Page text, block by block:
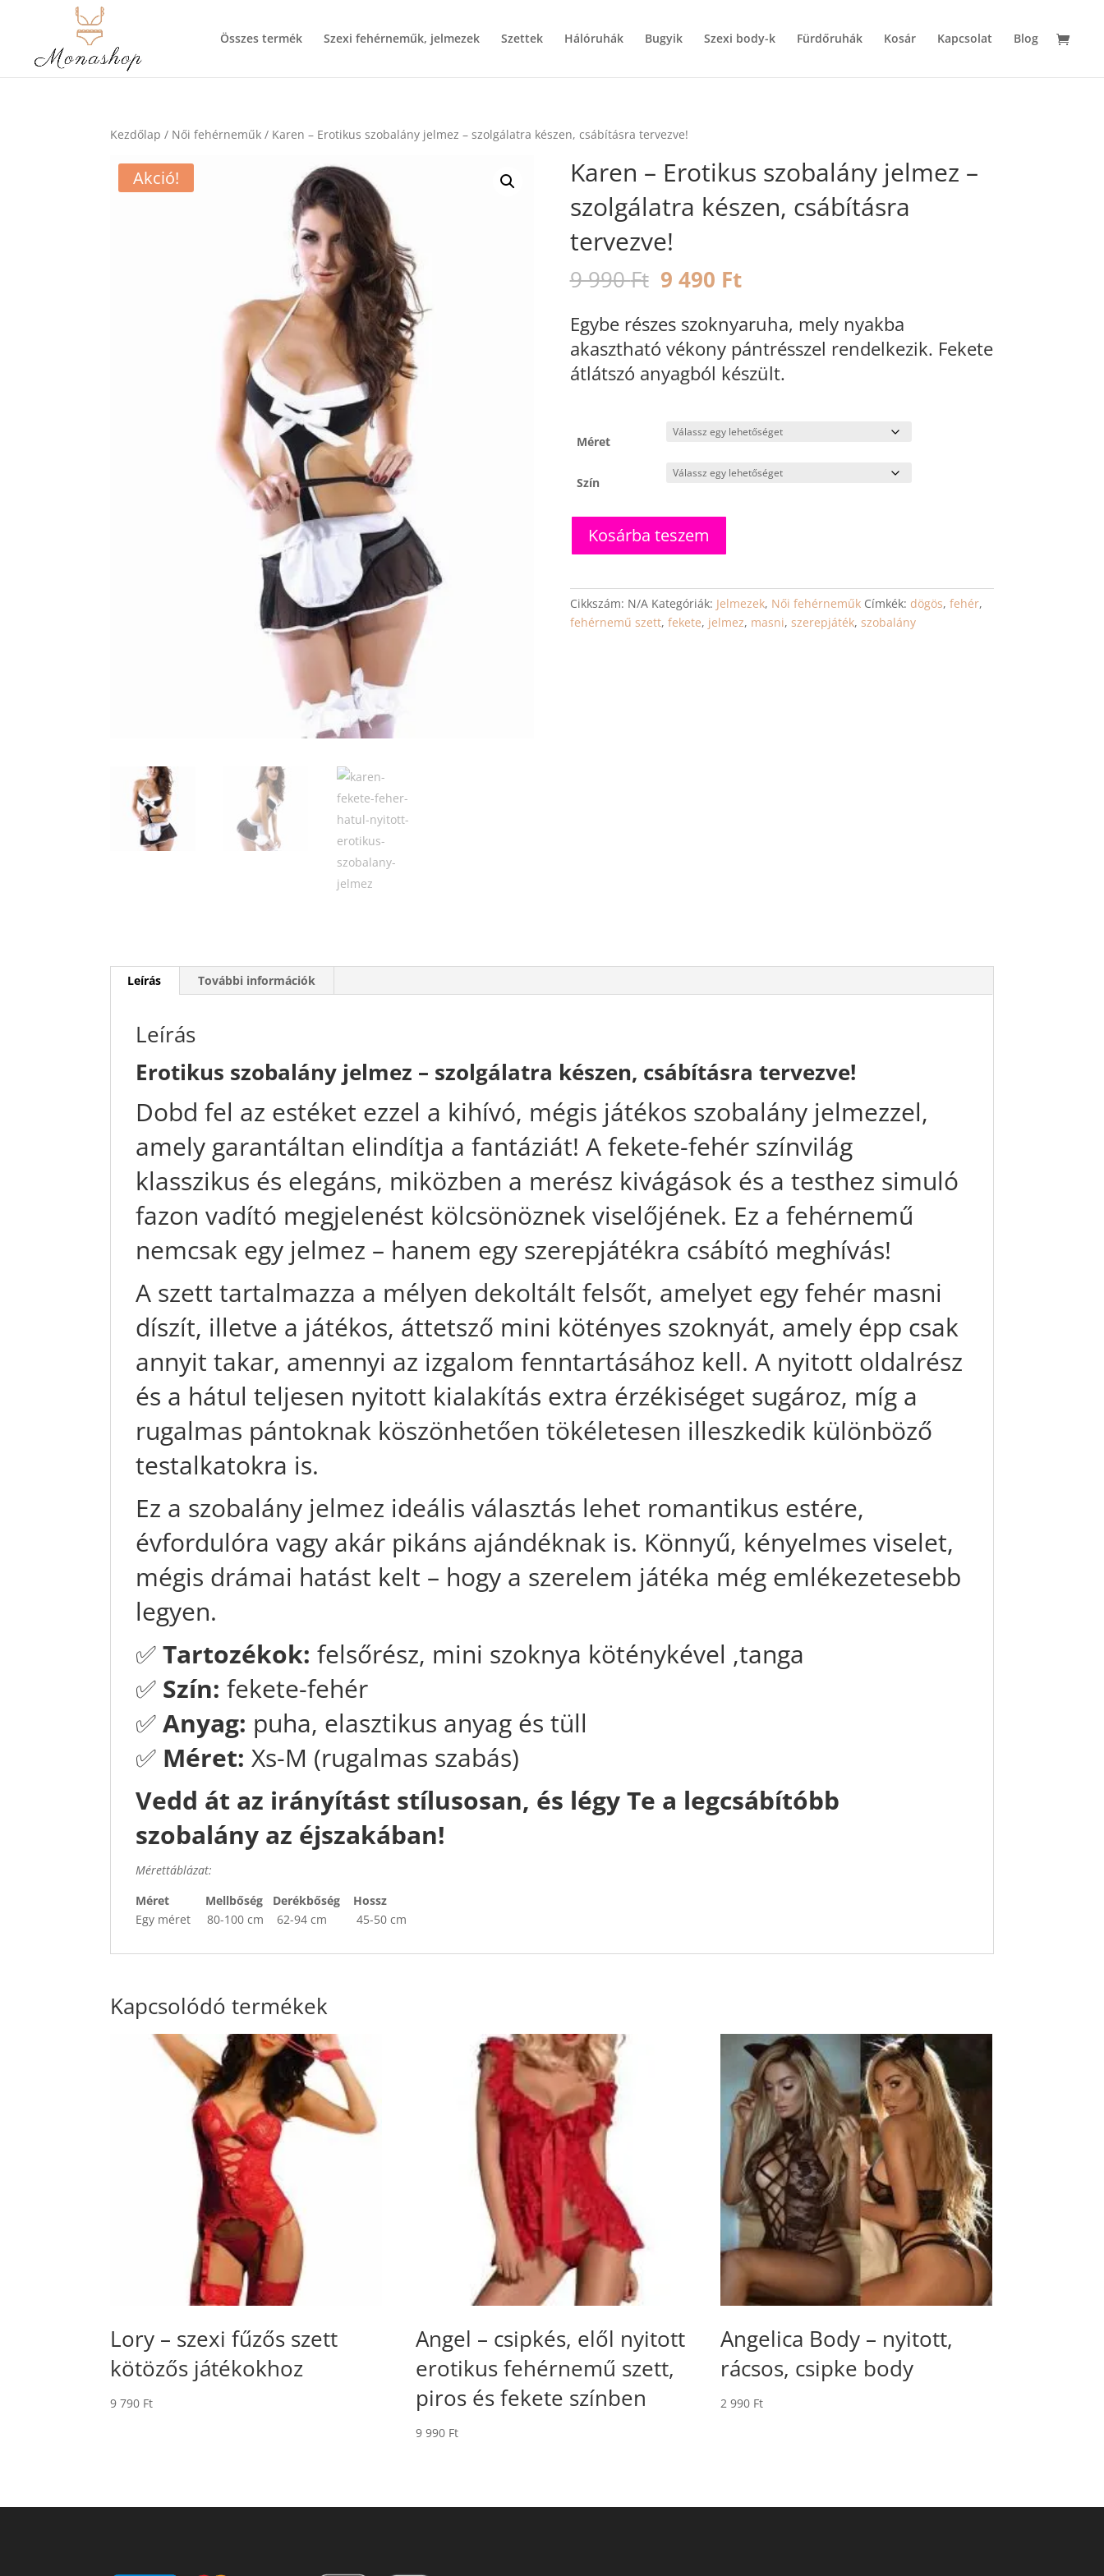
Összes termék Szexi fehérneműk, jelmezek Szettek Hálóruhák Bugyik Szexi body-k Fürdőruhák Kosár Kapcsolat Blog
Kezdőlap / Női fehérneműk / Karen – Erotikus szobalány jelmez – szolgálatra készen, csábításra tervezve!
Akció!
Karen – Erotikus szobalány jelmez –
szolgálatra készen, csábításra
tervezve!
9 990Ft Original
price
was:
9
990 Ft.
9 490 FtCurrent
price
is:
9
490 Ft.
Egybe részes szoknyaruha, mely nyakba
akasztható vékony pántrésszel rendelkezik. Fekete
átlátszó anyagból készült.
Méret
Szín
jelmez
–
Kosárba teszem
Cikkszám: N/A Kategóriák: Jelmezek, Női fehérneműk Címkék: dögös, fehér,
fehérnemű szett, fekete, jelmez, masni, szerepjáték, szobalány
Leírás További információk
Leírás
Erotikus szobalány jelmez – szolgálatra készen, csábításra tervezve!
Dobd fel az estéket ezzel a kihívó, mégis játékos szobalány jelmezzel,
amely garantáltan elindítja a fantáziát! A fekete-fehér színvilág
klasszikus és elegáns, miközben a merész kivágások és a testhez simuló
fazon vadító megjelenést kölcsönöznek viselőjének. Ez a fehérnemű
nemcsak egy jelmez – hanem egy szerepjátékra csábító meghívás!
A szett tartalmazza a mélyen dekoltált felsőt, amelyet egy fehér masni
díszít, illetve a játékos, áttetsző mini kötényes szoknyát, amely épp csak
annyit takar, amennyi az izgalom fenntartásához kell. A nyitott oldalrész
és a hátul teljesen nyitott kialakítás extra érzékiséget sugároz, míg a
rugalmas pántoknak köszönhetően tökéletesen illeszkedik különböző
testalkatokra is.
Ez a szobalány jelmez ideális választás lehet romantikus estére,
évfordulóra vagy akár pikáns ajándéknak is. Könnyű, kényelmes viselet,
mégis drámai hatást kelt – hogy a szerelem játéka még emlékezetesebb
legyen.
✅Tartozékok: felsőrész, mini szoknya köténykével ,tanga
✅ Szín: fekete-fehér
✅Anyag: puha, elasztikus anyag és tüll
✅ Méret: Xs-M (rugalmas szabás)
Vedd át az irányítást stílusosan, és légy Te a legcsábítóbb
szobalány az éjszakában!
Mérettáblázat:
Méret Mellbőség Derékbőség Hossz
Egy méret 80-100 cm 62-94 cm 45-50 cm
Kapcsolódó termékek
Lory – szexi fűzős szett
kötözős játékokhoz
9 790 Ft
Angel – csipkés, elől nyitott
erotikus fehérnemű szett,
piros és fekete színben
9 990 Ft
Angelica Body – nyitott,
rácsos, csipke body
2 990 Ft